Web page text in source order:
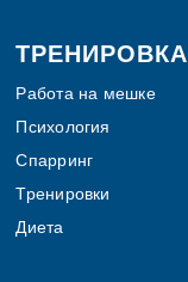
ТРЕНИРОВКА
Работа на мешке
Психология
Спарринг
Тренировки
Диета